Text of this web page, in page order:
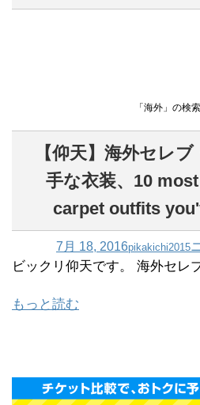
「海外」の検
【仰天】海外セレ
手な衣装、10
carpet outfits
7月 18, 2016pikakichi2015
ビックリ仰天です。 海外セレ
もっと読む